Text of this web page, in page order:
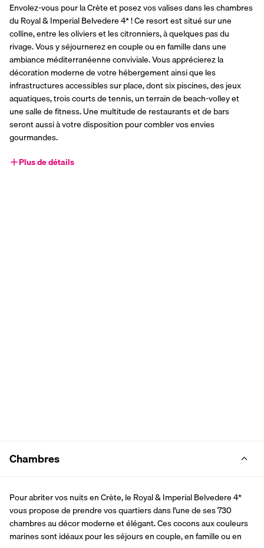
Envolez-vous pour la Crète et posez vos valises dans les chambres
du Royal & Imperial Belvedere 4* ! Ce resort est situé sur une
colline, entre les oliviers et les citronniers, à quelques pas du
rivage. Vous y séjournerez en couple ou en famille dans une
ambiance méditerranéenne conviviale. Vous apprécierez la
décoration moderne de votre hébergement ainsi que les
infrastructures accessibles sur place, dont six piscines, des jeux
aquatiques, trois courts de tennis, un terrain de beach-volley et
une salle de fitness. Une multitude de restaurants et de bars
seront aussi à votre disposition pour combler vos envies
gourmandes.
Plus de détails
Chambres
Pour abriter vos nuits en Crète, le Royal & Imperial Belvedere 4*
vous propose de prendre vos quartiers dans l'une de ses 730
chambres au décor moderne et élégant. Ces cocons aux couleurs
marines sont idéaux pour les séjours en couple, en famille ou en